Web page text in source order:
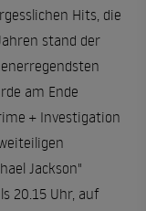
Hits, die
stand der
am Ende
+ Investigation
Jackson"
20.15 Uhr, auf